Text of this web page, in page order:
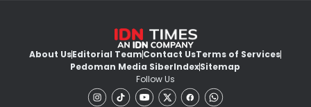
About UsEditorial TeamContact UsTerms of Services
Pedoman Media SiberIndexSitemap
Follow Us